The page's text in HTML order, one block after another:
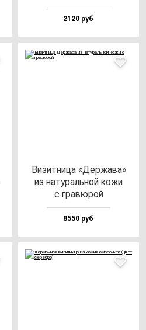
2120 руб
Визит­ни­ца «Дер­жа­ва»
из на­ту­раль­ной ко­жи
с гра­вю­рой
8550 руб